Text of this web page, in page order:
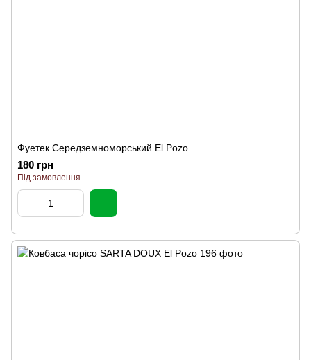
Фуетек Середземноморський El Pozo
180 грн
Під замовлення